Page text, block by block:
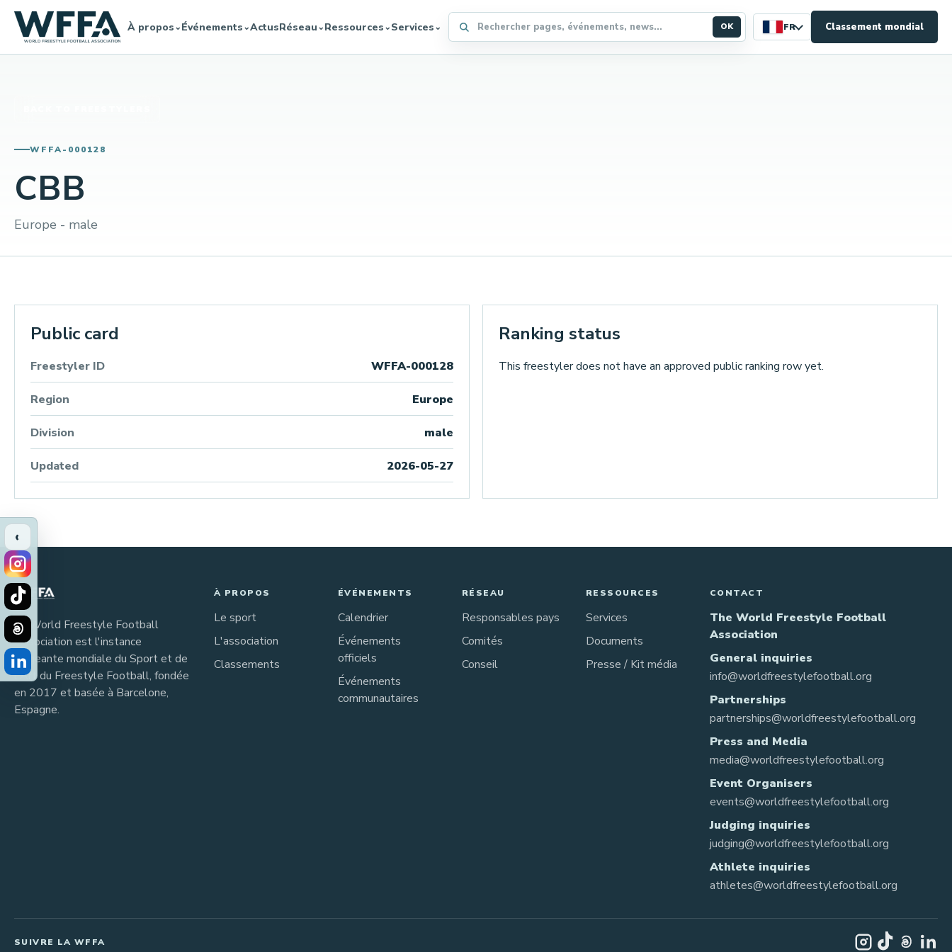
À propos⌄Événements⌄ActusRéseau⌄Ressources⌄Services⌄ Rechercher sur le site WFFA OK FR Classement mondial
‹
WFFA-000128
CBB
Europe - male
Public card
Freestyler ID WFFA-000128
Region Europe
Division male
Updated 2026-05-27
Ranking status
This freestyler does not have an approved public ranking row yet.
La World Freestyle Football
Association est l'instance
dirigeante mondiale du Sport et de
l'Art du Freestyle Football, fondée
en 2017 et basée à Barcelone,
Espagne.
À PROPOS
Le sport
L'association
Classements
ÉVÉNEMENTS
Calendrier
Événements
officiels
Événements
communautaires
RÉSEAU
Responsables pays
Comités
Conseil
RESSOURCES
Services
Documents
Presse / Kit média
CONTACT
The World Freestyle Football
Association
General inquiries
info@worldfreestylefootball.org
Partnerships
partnerships@worldfreestylefootball.org
Press and Media
media@worldfreestylefootball.org
Event Organisers
events@worldfreestylefootball.org
Judging inquiries
judging@worldfreestylefootball.org
Athlete inquiries
athletes@worldfreestylefootball.org
SUIVRE LA WFFA